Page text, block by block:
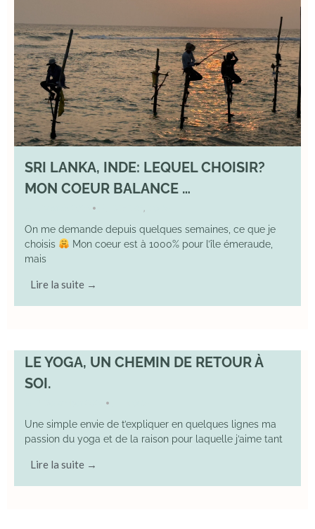
SRI LANKA, INDE: LEQUEL CHOISIR?
MON COEUR BALANCE …
•
On me demande depuis quelques semaines, ce que je
choisis
Mon coeur est à 1000% pour l’île émeraude,
mais
Lire la suite →
LE YOGA, UN CHEMIN DE RETOUR À
SOI.
•
Une simple envie de t’expliquer en quelques lignes ma
passion du yoga et de la raison pour laquelle j’aime tant
Lire la suite →